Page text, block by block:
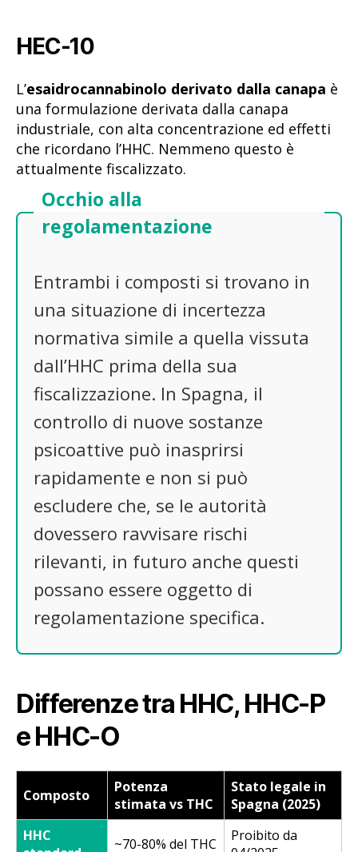
HEC-10
L’esaidrocannabinolo derivato dalla canapa è
una formulazione derivata dalla canapa
industriale, con alta concentrazione ed effetti
che ricordano l’HHC. Nemmeno questo è
attualmente fiscalizzato.
Occhio alla
regolamentazione
Entrambi i composti si trovano in
una situazione di incertezza
normativa simile a quella vissuta
dall’HHC prima della sua
fiscalizzazione. In Spagna, il
controllo di nuove sostanze
psicoattive può inasprirsi
rapidamente e non si può
escludere che, se le autorità
dovessero ravvisare rischi
rilevanti, in futuro anche questi
possano essere oggetto di
regolamentazione specifica.
Differenze tra HHC, HHC-P
e HHC-O
Composto
Potenza
stimata vs THC
Stato legale in
Spagna (2025)
HHC
~70-80% del THC
Proibito da